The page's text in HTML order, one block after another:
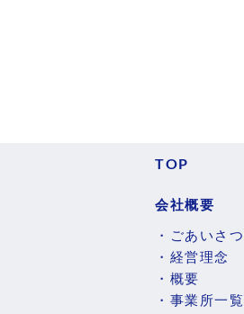
TOP
会社概要
・ごあいさつ
・経営理念
・概要
・事業所一覧